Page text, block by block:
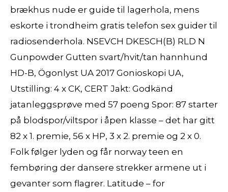
brækhus nude er guide til lagerhola, mens
eskorte i trondheim gratis telefon sex guider til
radiosenderhola. NSEVCH DKESCH(B) RLD N
Gunpowder Gutten svart/hvit/tan hannhund
HD-B, Ögonlyst UA 2017 Gonioskopi UA,
Utstilling: 4 x CK, CERT Jakt: Godkänd
jatanleggsprøve med 57 poeng Spor: 87 starter
på blodspor/viltspor i åpen klasse – det har gitt
82 x 1. premie, 56 x HP, 3 x 2. premie og 2 x 0.
Folk følger lyden og får norway teen en
fembøring der dansere strekker armene ut i
gevanter som flagrer. Latitude – for